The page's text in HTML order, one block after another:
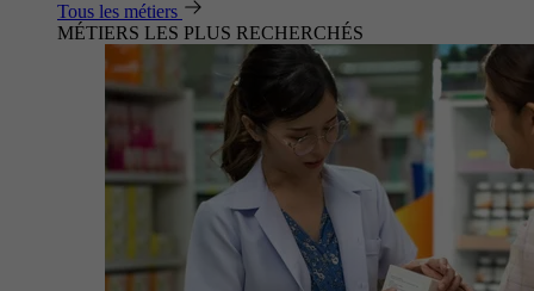
Tous les métiers
MÉTIERS LES PLUS RECHERCHÉS